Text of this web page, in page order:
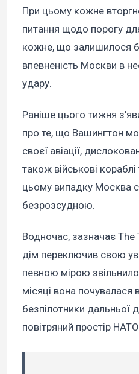
При цьому кожне
питання щодо порогу для
кожне, що залишилося
впевненість Москви в
удару.
Раніше цього тижня
про те, що Вашингтон
своєї авіації,
також військові
цьому випадку Москва
безрозсудною.
Водночас, зазначає The
дім переключив свою
певною мірою звільнило
місяці вона почувалася
безпілотники дальньої
повітряний простір